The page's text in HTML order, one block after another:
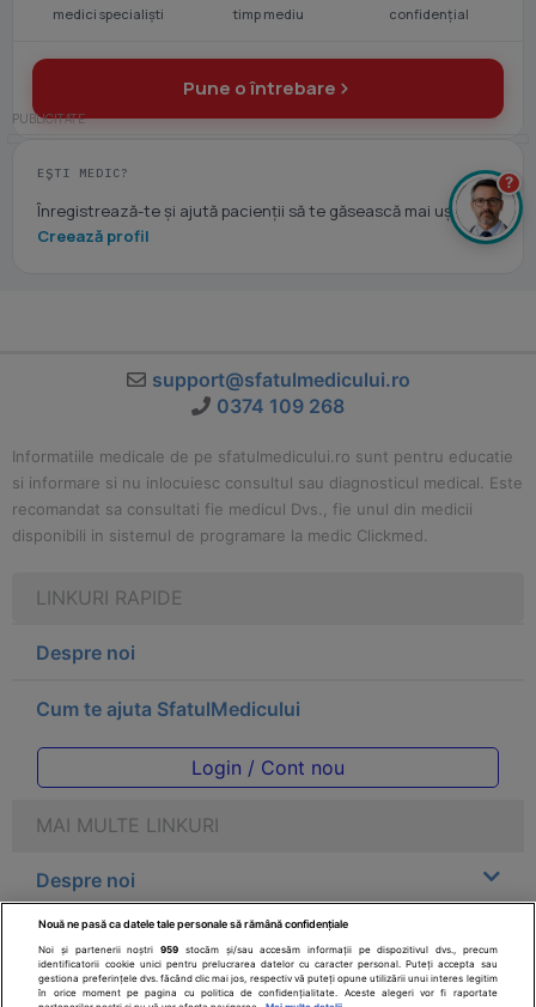
medici specialiști timp mediu confidențial
Pune o întrebare
EȘTI MEDIC?
Înregistrează-te și ajută pacienții să te găsească mai ușor.
Creează profil
support@sfatulmedicului.ro
0374 109 268
Informatiile medicale de pe sfatulmedicului.ro sunt pentru educatie
si informare si nu inlocuiesc consultul sau diagnosticul medical. Este
recomandat sa consultati fie medicul Dvs., fie unul din medicii
disponibili in sistemul de programare la medic Clickmed.
LINKURI RAPIDE
Despre noi
Cum te ajuta SfatulMedicului
Login / Cont nou
MAI MULTE LINKURI
Despre noi
Legal
Drepturile consumatorului
?
Nouă ne pasă ca datele tale personale să rămână confidențiale
Noi și partenerii noștri959 stocăm și/sau accesăm informații pe dispozitivul dvs., precum
identificatorii cookie unici pentru prelucrarea datelor cu caracter personal. Puteți accepta sau
gestiona preferințele dvs. făcând clic mai jos, respectiv vă puteți opune utilizării unui interes legitim
în orice moment pe pagina cu politica de confidențialitate. Aceste alegeri vor fi raportate